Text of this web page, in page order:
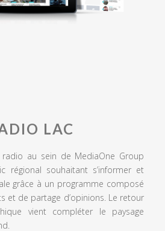
LAC
au sein de MediaOne Group
régional souhaitant s’informer et
grâce à un programme composé
et de partage d’opinions. Le retour
vient compléter le paysage